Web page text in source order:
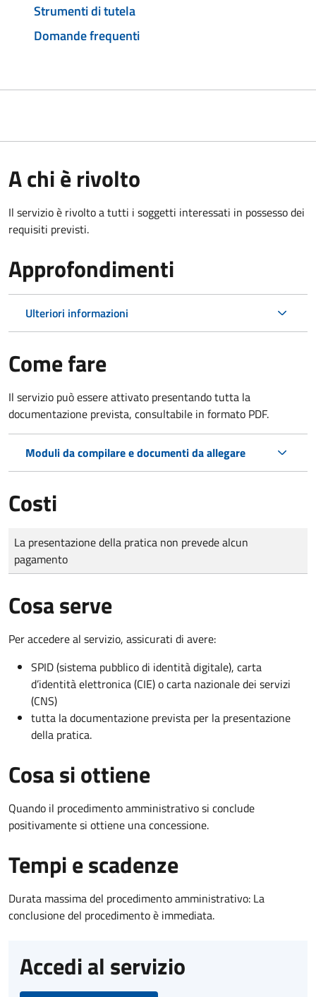
Strumenti di tutela
Domande frequenti
A chi è rivolto
Il servizio è rivolto a tutti i soggetti interessati in possesso dei
requisiti previsti.
Approfondimenti
Ulteriori informazioni
Come fare
Il servizio può essere attivato presentando tutta la
documentazione prevista, consultabile in formato PDF.
Moduli da compilare e documenti da allegare
Costi
Tipo di pagamento
Importo
La presentazione della pratica non prevede alcun
pagamento
Cosa serve
Per accedere al servizio, assicurati di avere:
SPID (sistema pubblico di identità digitale), carta
d’identità elettronica (CIE) o carta nazionale dei servizi
(CNS)
tutta la documentazione prevista per la presentazione
della pratica.
Cosa si ottiene
Quando il procedimento amministrativo si conclude
positivamente si ottiene una concessione.
Tempi e scadenze
Durata massima del procedimento amministrativo: La
conclusione del procedimento è immediata.
Accedi al servizio